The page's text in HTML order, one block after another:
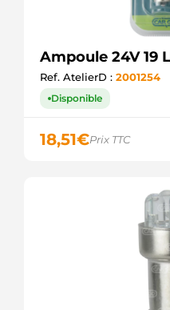
Ampoule 24V 19
Ref. AtelierD : 2001254
Disponible
18,51€Prix TTC